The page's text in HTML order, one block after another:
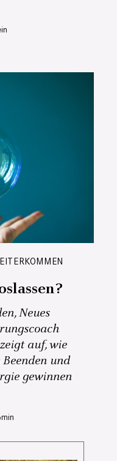
Neues
auf, wie
und
gewinnen